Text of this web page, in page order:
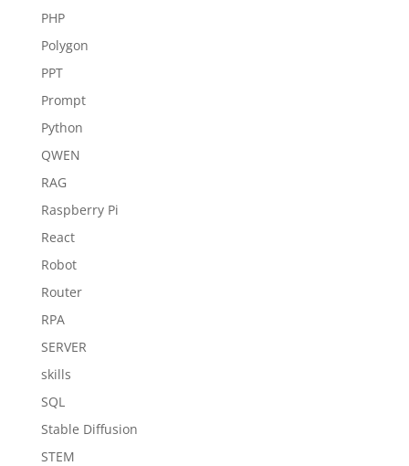
PHP
Polygon
PPT
Prompt
Python
QWEN
RAG
Raspberry Pi
React
Robot
Router
RPA
SERVER
skills
SQL
Stable Diffusion
STEM